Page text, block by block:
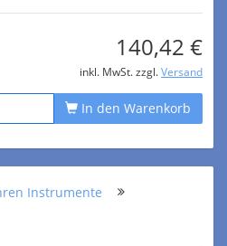
140,42 €
inkl. MwSt. zzgl. Versand
In den Warenkorb
Instrumente